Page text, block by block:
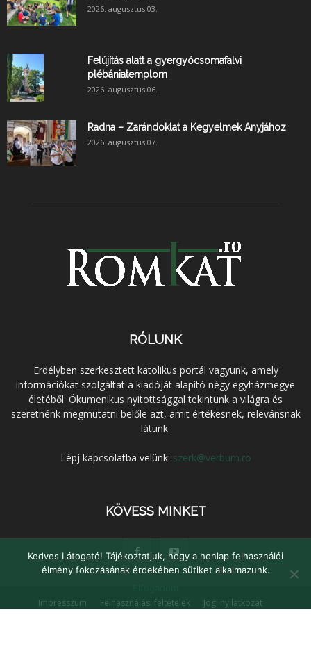
2026. augusztus 03.
Felújítás alatt a gyergyócsomafalvi
plébániatemplom
2026. augusztus 06.
Radna – Zarándoklat a Kegyelmek Anyjához
2026. augusztus 07.
RÓLUNK
Erdélyben szerkesztett katolikus portál vagyunk, amely
információkat szolgáltat a kiadóját alapító négy egyházmegye
életéből. Ökumenikus nyitottsággal tekintünk a világra és
szeretnénk megmutatni belőle azt, amit értékesnek, relevánsnak
látunk.
Lépj kapcsolatba velünk: szerk@verbum.ro
KÖVESS MINKET
Impresszum Felhasználási feltételek
Jogi nyilatkozat
Kedves Látogató! Tájékoztatjuk, hogy a honlap felhasználói
élmény fokozásának érdekében sütiket alkalmazunk.